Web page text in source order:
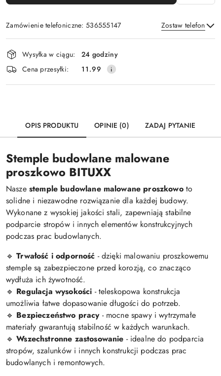
Zamówienie telefoniczne: 536555147 Zostaw telefon
Wyślij
Dostępność
i
dostawa
Wysyłka w ciągu:
24 godziny
Cena przesyłki:
11.99
OPIS PRODUKTU OPINIE (0) ZADAJ PYTANIE
Stemple budowlane malowane
proszkowo BITUXX
Nasze stemple budowlane malowane proszkowoto
solidne i niezawodne rozwiązanie dla każdej budowy.
Wykonane z wysokiej jakości stali, zapewniają stabilne
podparcie stropów i innych elementów konstrukcyjnych
podczas prac budowlanych.
🔹Trwałość i odporność - dzięki malowaniu proszkowemu
stemple są zabezpieczone przed korozją, co znacząco
wydłuża ich żywotność.
🔹 Regulacja wysokości - teleskopowa konstrukcja
umożliwia łatwe dopasowanie długości do potrzeb.
🔹 Bezpieczeństwo pracy- mocne spawy i wytrzymałe
materiały gwarantują stabilność w każdych warunkach.
🔹Wszechstronne zastosowanie - idealne do podparcia
stropów, szalunków i innych konstrukcji podczas prac
budowlanych i remontowych.